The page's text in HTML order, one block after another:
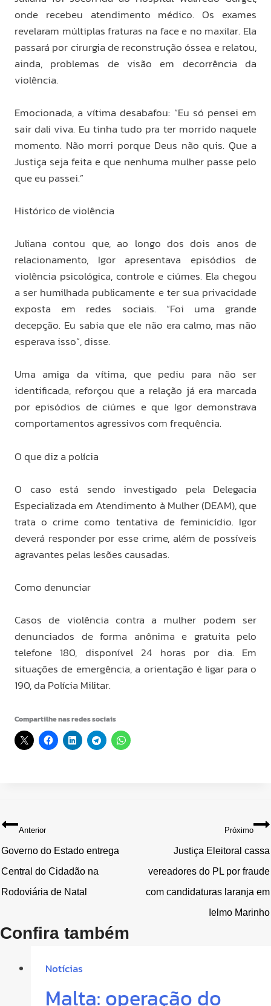
onde recebeu atendimento médico. Os exames
revelaram múltiplas fraturas na face e no maxilar. Ela
passará por cirurgia de reconstrução óssea e relatou,
ainda, problemas de visão em decorrência da
violência.
Emocionada, a vítima desabafou: “Eu só pensei em
sair dali viva. Eu tinha tudo pra ter morrido naquele
momento. Não morri porque Deus não quis. Que a
Justiça seja feita e que nenhuma mulher passe pelo
que eu passei.”
Histórico de violência
Juliana contou que, ao longo dos dois anos de
relacionamento, Igor apresentava episódios de
violência psicológica, controle e ciúmes. Ela chegou
a ser humilhada publicamente e ter sua privacidade
exposta em redes sociais. “Foi uma grande
decepção. Eu sabia que ele não era calmo, mas não
esperava isso”, disse.
Uma amiga da vítima, que pediu para não ser
identificada, reforçou que a relação já era marcada
por episódios de ciúmes e que Igor demonstrava
comportamentos agressivos com frequência.
O que diz a polícia
O caso está sendo investigado pela Delegacia
Especializada em Atendimento à Mulher (DEAM), que
trata o crime como tentativa de feminicídio. Igor
deverá responder por esse crime, além de possíveis
agravantes pelas lesões causadas.
Como denunciar
Casos de violência contra a mulher podem ser
denunciados de forma anônima e gratuita pelo
telefone 180, disponível 24 horas por dia. Em
situações de emergência, a orientação é ligar para o
190, da Polícia Militar.
Compartilhe nas redes sociais
Navegação
de
Post
Anterior
Governo do Estado entrega
Central do Cidadão na
Rodoviária de Natal
Próximo
Justiça Eleitoral cassa
vereadores do PL por fraude
com candidaturas laranja em
Ielmo Marinho
Confira também
Notícias
Malta: operação do